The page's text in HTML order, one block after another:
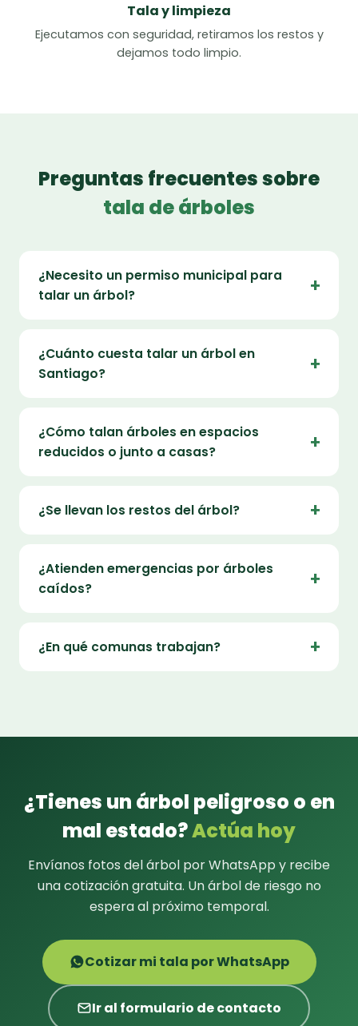
Tala y limpieza
Ejecutamos con seguridad, retiramos los restos y
dejamos todo limpio.
Preguntas frecuentes sobre
tala de árboles
¿Necesito un permiso municipal para
talar un árbol?
¿Cuánto cuesta talar un árbol en
Santiago?
¿Cómo talan árboles en espacios
reducidos o junto a casas?
¿Se llevan los restos del árbol?
¿Atienden emergencias por árboles
caídos?
¿En qué comunas trabajan?
¿Tienes un árbol peligroso o en
mal estado?Actúa hoy
Envíanos fotos del árbol por WhatsApp y recibe
una cotización gratuita. Un árbol de riesgo no
espera al próximo temporal.
Cotizar mi tala por WhatsApp
Ir al formulario de contacto